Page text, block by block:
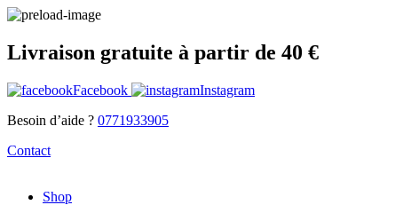
Livraison gratuite à partir de 40 €
Facebook
Instagram
Besoin d’aide ? 0771933905
Contact
Shop